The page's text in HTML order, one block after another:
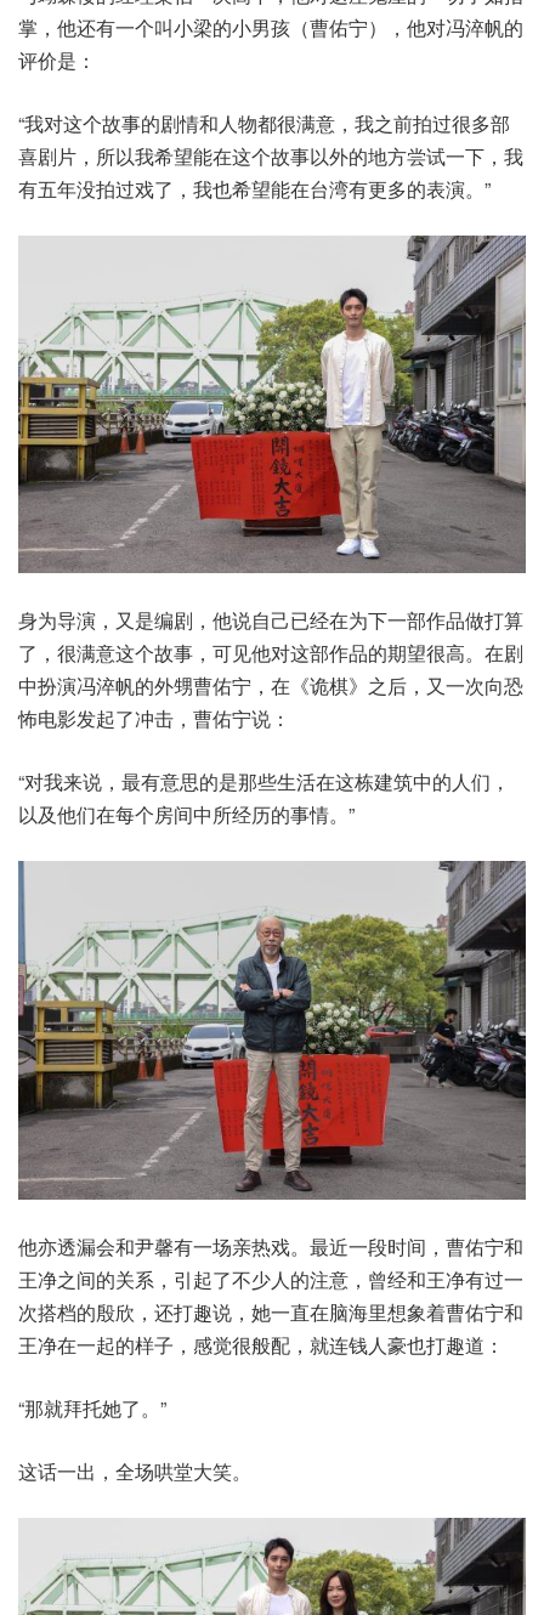
掌，他还有一个叫小梁的小男孩（曹佑宁），他对冯淬帆的
评价是：
“我对这个故事的剧情和人物都很满意，我之前拍过很多部
喜剧片，所以我希望能在这个故事以外的地方尝试一下，我
有五年没拍过戏了，我也希望能在台湾有更多的表演。”
身为导演，又是编剧，他说自己已经在为下一部作品做打算
了，很满意这个故事，可见他对这部作品的期望很高。在剧
中扮演冯淬帆的外甥曹佑宁，在《诡棋》之后，又一次向恐
怖电影发起了冲击，曹佑宁说：
“对我来说，最有意思的是那些生活在这栋建筑中的人们，
以及他们在每个房间中所经历的事情。”
他亦透漏会和尹馨有一场亲热戏。最近一段时间，曹佑宁和
王净之间的关系，引起了不少人的注意，曾经和王净有过一
次搭档的殷欣，还打趣说，她一直在脑海里想象着曹佑宁和
王净在一起的样子，感觉很般配，就连钱人豪也打趣道：
“那就拜托她了。”
这话一出，全场哄堂大笑。